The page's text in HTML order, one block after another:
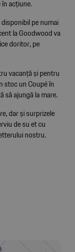
acțiune.
disponibil pe numai
la Goodwood va
doritor, pe
vacanță și pentru
stoc un Coupé în
să ajungă la mare.
dar și surprizele
de su et cu
nostru.